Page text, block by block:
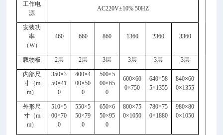
工作电
源
AC220V±10% 50HZ
安装功
率
（W）
460 660 860 1360 2360 3360
载物板 2层 2层 3层 3层 3层 3层
内部尺
寸（m
m）
350×3
50×41
0
400×4
00×50
0
500×5
00×65
0
600×60
0×750
640×58
5×1355
840×60
0×1355
外形尺
寸（m
m）
510×5
00×70
0
550×5
50×79
0
650×6
50×95
0
800×75
0×1050
780×75
0×1880
980×80
0×1050